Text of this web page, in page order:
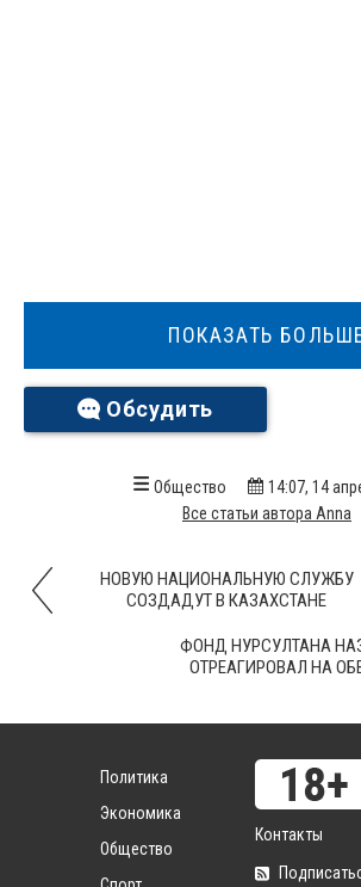
ПОКАЗАТЬ
Обсудить
Общество
14:07, 14
Все статьи автора Anna
НОВУЮ НАЦИОНАЛЬНУЮ СЛУЖБУ
СОЗДАДУТ В КАЗАХСТАНЕ
ФОНД НУРСУЛТАНА
ОТРЕАГИРОВАЛ НА
Политика
Экономика
Общество
Контакты